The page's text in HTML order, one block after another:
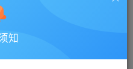
钱人思维：开启财
知